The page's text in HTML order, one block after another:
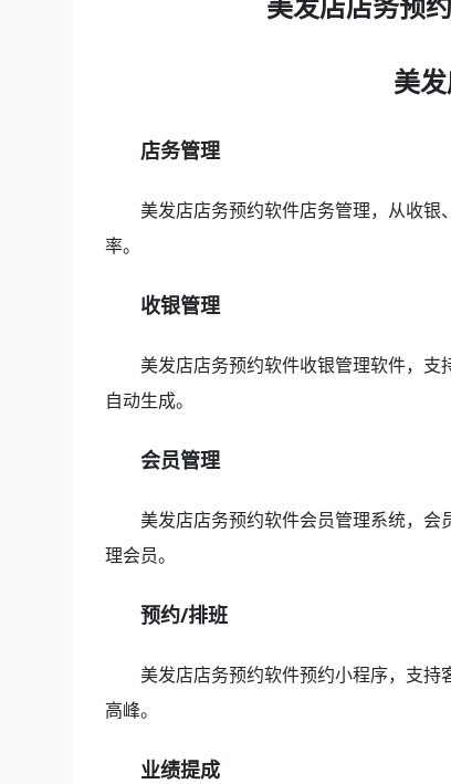
美
店务管理
美发店店务预约软件店务管理，从收
率。
收银管理
美发店店务预约软件收银管理软件，
自动生成。
会员管理
美发店店务预约软件会员管理系统，
理会员。
预约/排班
美发店店务预约软件预约小程序，支
高峰。
业绩提成